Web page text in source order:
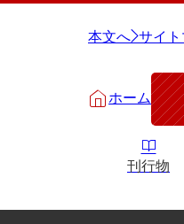
本文へ サイ
ホーム
刊行物